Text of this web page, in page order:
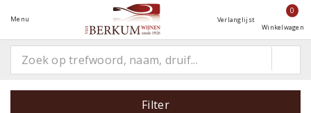
Menu Verlanglijst
0
Winkelwagen
Filter